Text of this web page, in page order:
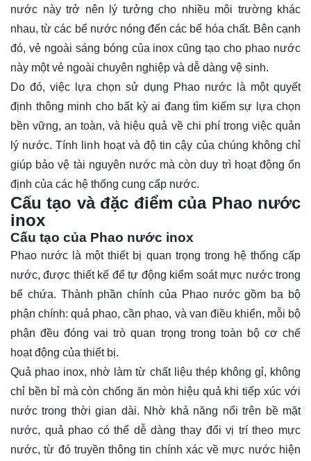
nước này trở nên lý tưởng cho nhiều môi trường khác
nhau, từ các bể nước nóng đến các bể hóa chất. Bên cạnh
đó, vẻ ngoài sáng bóng của inox cũng tạo cho phao nước
này một vẻ ngoài chuyên nghiệp và dễ dàng vệ sinh.
Do đó, việc lựa chọn sử dụng Phao nước là một quyết
định thông minh cho bất kỳ ai đang tìm kiếm sự lựa chọn
bền vững, an toàn, và hiệu quả về chi phí trong việc quản
lý nước. Tính linh hoạt và độ tin cậy của chúng không chỉ
giúp bảo vệ tài nguyên nước mà còn duy trì hoạt động ổn
định của các hệ thống cung cấp nước.
Cấu tạo và đặc điểm của Phao nước
inox
Cấu tạo của Phao nước inox
Phao nước là một thiết bị quan trọng trong hệ thống cấp
nước, được thiết kế để tự động kiểm soát mực nước trong
bể chứa. Thành phần chính của Phao nước gồm ba bộ
phận chính: quả phao, cần phao, và van điều khiển, mỗi bộ
phận đều đóng vai trò quan trọng trong toàn bộ cơ chế
hoạt động của thiết bị.
Quả phao inox, nhờ làm từ chất liệu thép không gỉ, không
chỉ bền bỉ mà còn chống ăn mòn hiệu quả khi tiếp xúc với
nước trong thời gian dài. Nhờ khả năng nổi trên bề mặt
nước, quả phao có thể dễ dàng thay đổi vị trí theo mực
nước, từ đó truyền thông tin chính xác về mực nước hiện